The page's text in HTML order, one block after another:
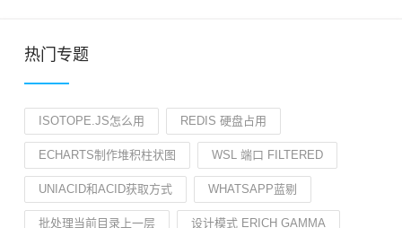
热门专题
ISOTOPE.JS怎么用 REDIS 硬盘占用
ECHARTS制作堆积柱状图 WSL 端口 FILTERED
UNIACID和ACID获取方式 WHATSAPP蓝剔
批处理当前目录上一层 设计模式 ERICH GAMMA